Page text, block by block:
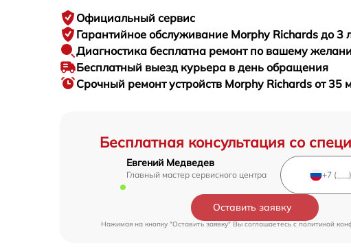
Бесплатная консультация со
Евгений Медведев
Главный мастер сервисного центра
Оставить заявку
Нажимая на кнопку "Оставить заявку" Вы соглашаетесь cполитикой
Официальный сервис
Гарантийное обслуживание Morphy Richards до 3
Диагностика бесплатна ремонт по вашему
Бесплатный выезд курьера в день обращения
Срочный ремонтустройств Morphy Richards от 35